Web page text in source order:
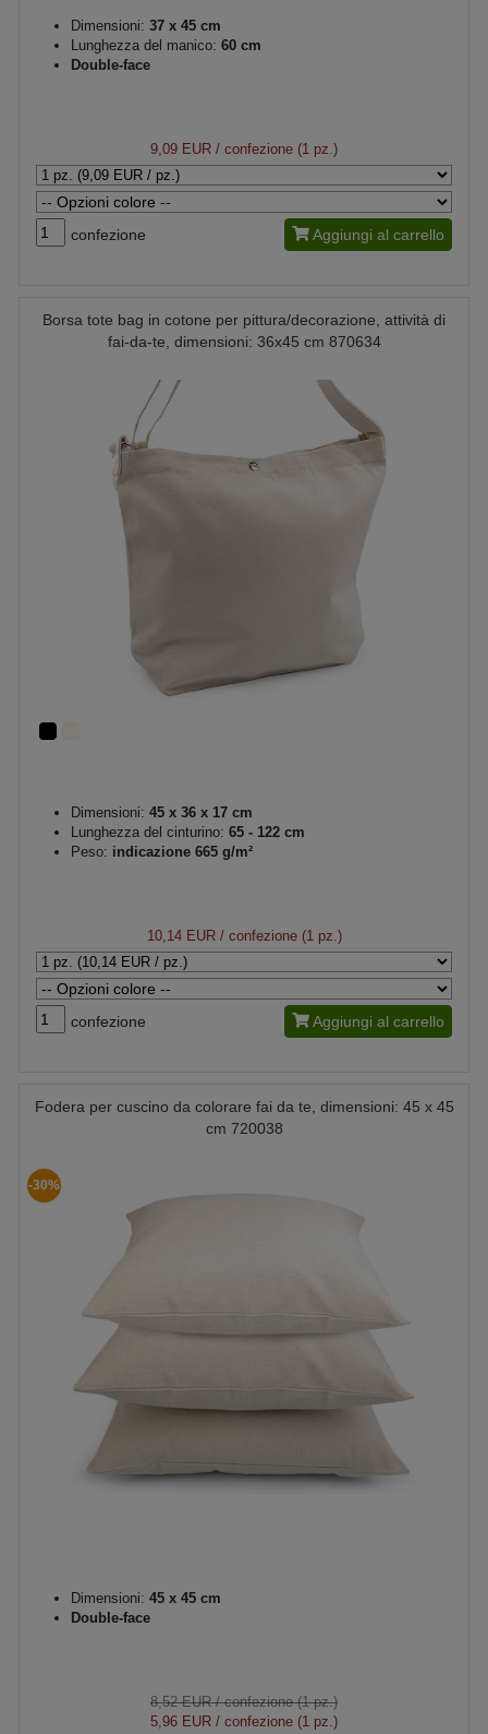
Dimensioni: 37 x 45 cm
Lunghezza del manico: 60 cm
Double-face
9,09 EUR / confezione (1 pz.)
confezione Aggiungi al carrello
Borsa tote bag in cotone per pittura/decorazione, attività di
fai-da-te, dimensioni: 36x45 cm 870634
Dimensioni: 45 x 36 x 17 cm
Lunghezza del cinturino: 65 - 122 cm
Peso: indicazione 665 g/m²
10,14 EUR/ confezione (1 pz.)
confezione Aggiungi al carrello
Fodera per cuscino da colorare fai da te, dimensioni: 45 x 45
cm 720038
-30%
Dimensioni: 45 x 45 cm
Double-face
8,52 EUR/ confezione (1 pz.)
5,96 EUR / confezione (1 pz.)